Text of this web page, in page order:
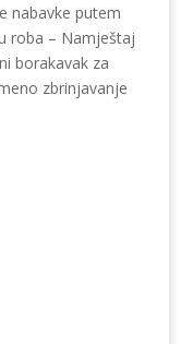
nabavke putem
roba – Namještaj
borakavak za
zbrinjavanje